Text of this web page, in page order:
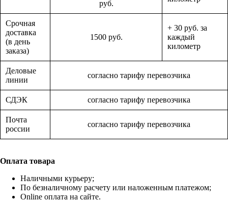
руб.
Срочная
доставка
(в день
заказа)
1500 руб.
+ 30 руб. за
каждый
километр
Деловые
линии
согласно тарифу перевозчика
СДЭК согласно тарифу перевозчика
Почта
россии
согласно тарифу перевозчика
Оплата товара
Наличными курьеру;
По безналичному расчету или наложенным платежом;
Online оплата на сайте.